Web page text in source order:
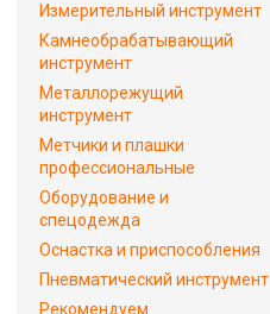
Измерительный инструмент
Камнеобрабатывающий
инструмент
Металлорежущий
инструмент
Метчики и плашки
профессиональные
Оборудование и
спецодежда
Оснастка и приспособления
Пневматический инструмент
Рекомендуем